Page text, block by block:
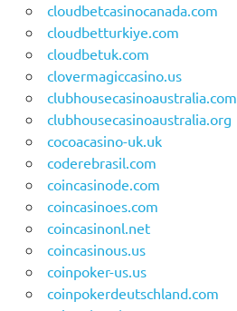
cloudbetcasinocanada.com
cloudbetturkiye.com
cloudbetuk.com
clovermagiccasino.us
clubhousecasinoaustralia.com
clubhousecasinoaustralia.org
cocoacasino-uk.uk
coderebrasil.com
coincasinode.com
coincasinoes.com
coincasinonl.net
coincasinous.us
coinpoker-us.us
coinpokerdeutschland.com